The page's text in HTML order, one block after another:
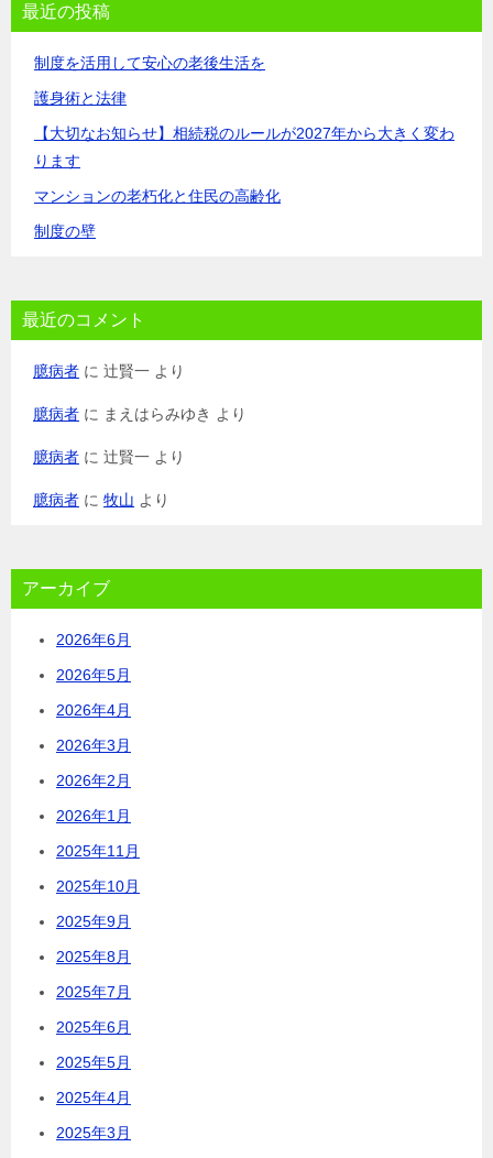
最近の投稿
制度を活用して安心の老後生活を
護身術と法律
【大切なお知らせ】相続税のルールが2027年から大きく変わ
ります
マンションの老朽化と住民の高齢化
制度の壁
最近のコメント
臆病者 に 辻賢一 より
臆病者 に まえはらみゆき より
臆病者 に 辻賢一 より
臆病者 に 牧山 より
アーカイブ
2026年6月
2026年5月
2026年4月
2026年3月
2026年2月
2026年1月
2025年11月
2025年10月
2025年9月
2025年8月
2025年7月
2025年6月
2025年5月
2025年4月
2025年3月